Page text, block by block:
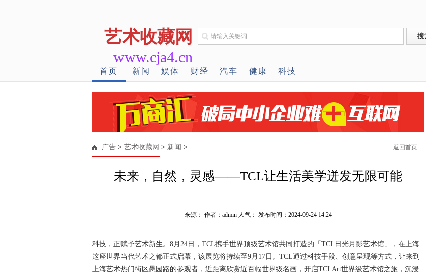
艺术收藏网
www.cja4.cn
首页 新闻 娱体 财经 汽车 健康 科技
广告 > 艺术收藏网 > 新闻 > 返回首页
未来，自然，灵感——TCL让生活美学迸发无限可能
来源： 作者：admin 人气： 发布时间：2024-09-24 14:24
科技，正赋予艺术新生。8月24日，TCL携手世界顶级艺术馆共同打造的「TCL日光月影艺术馆」，在上海
这座世界当代艺术之都正式启幕，该展览将持续至9月17日。TCL通过科技手段、创意呈现等方式，让来到
上海艺术热门街区愚园路的参观者，近距离欣赏近百幅世界级名画，开启TCLArt世界级艺术馆之旅，沉浸